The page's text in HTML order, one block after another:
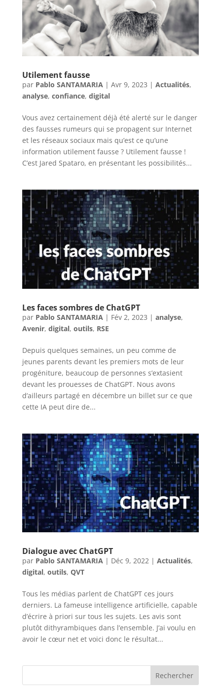
Utilement fausse
par Pablo SANTAMARIA| Avr 9, 2023 | Actualités,
analyse, confiance, digital
Vous avez certainement déjà été alerté sur le danger
des fausses rumeurs qui se propagent sur Internet
et les réseaux sociaux mais qu’est ce qu’une
information utilement fausse ? Utilement fausse !
C’est Jared Spataro, en présentant les possibilités...
Les faces sombres de ChatGPT
par Pablo SANTAMARIA | Fév 2, 2023 | analyse,
Avenir, digital, outils, RSE
Depuis quelques semaines, un peu comme de
jeunes parents devant les premiers mots de leur
progéniture, beaucoup de personnes s’extasient
devant les prouesses de ChatGPT. Nous avons
d’ailleurs partagé en décembre un billet sur ce que
cette IA peut dire de...
Dialogue avec ChatGPT
par Pablo SANTAMARIA| Déc 9, 2022| Actualités,
digital, outils, QVT
Tous les médias parlent de ChatGPT ces jours
derniers. La fameuse intelligence artificielle, capable
d’écrire à priori sur tous les sujets. Les avis sont
plutôt dithyrambiques dans l’ensemble. J’ai voulu en
avoir le cœur net et voici donc le résultat...
Rechercher